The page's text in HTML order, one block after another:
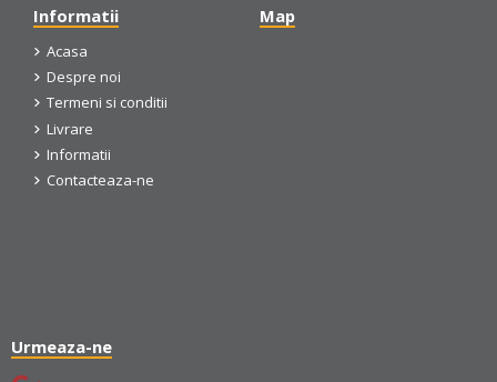
Informatii
Acasa
Despre noi
Termeni si conditii
Livrare
Informatii
Contacteaza-ne
Map
Urmeaza-ne